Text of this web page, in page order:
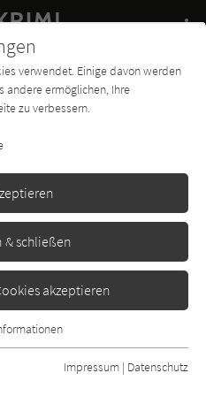
Forum Charts
Bibliogr. Angaben
verwendet. Einige davon werden
andere ermöglichen, Ihre
zu verbessern.
& schließen
akzeptieren
Funktionen der
dass die Webseite
Impressum | Datenschutz